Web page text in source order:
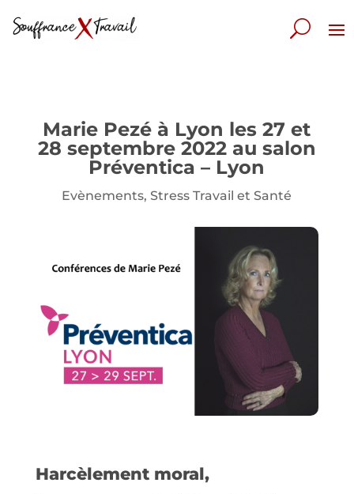
Marie Pezé à Lyon les 27 et
28 septembre 2022 au salon
Préventica – Lyon
Evènements,Stress Travail et Santé
Harcèlement moral,